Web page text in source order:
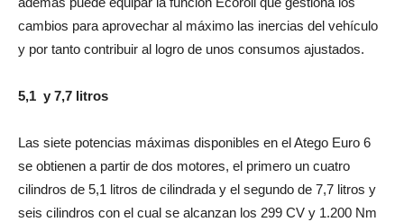
cambios para aprovechar al máximo las inercias del vehículo
y por tanto contribuir al logro de unos consumos ajustados.
5,1 y 7,7 litros
Las siete potencias máximas disponibles en el Atego Euro 6
se obtienen a partir de dos motores, el primero un cuatro
cilindros de 5,1 litros de cilindrada y el segundo de 7,7 litros y
seis cilindros con el cual se alcanzan los 299 CV y 1.200 Nm